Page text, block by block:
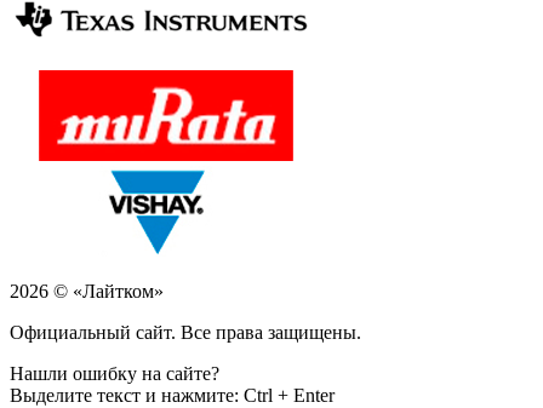
2026 © «Лайтком»
Официальный сайт. Все права защищены.
Нашли ошибку на сайте?
Выделите текст и нажмите: Ctrl + Enter